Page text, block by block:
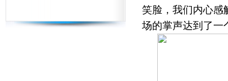
笑脸，我们内心
场的掌声达到了一